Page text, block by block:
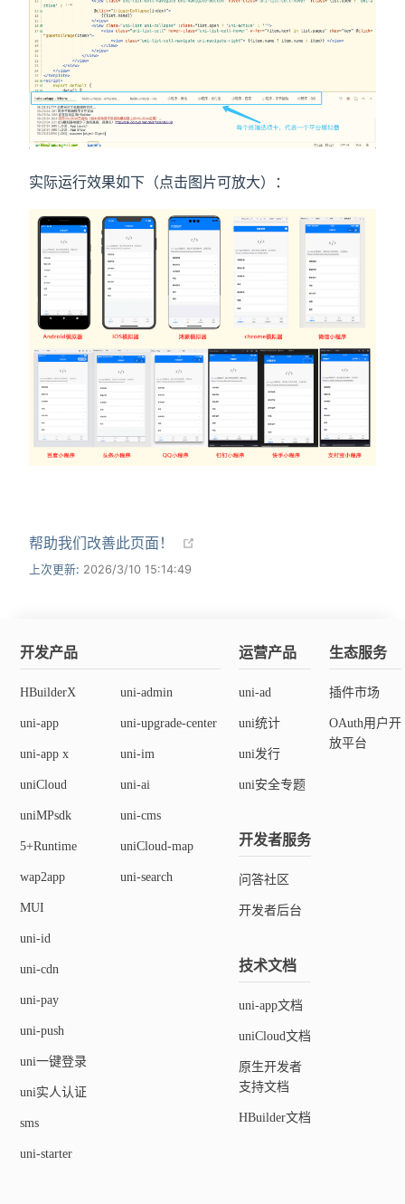
实际运行效果如下（点击图片可放大）：
帮助我们改善此页面！
上次更新: 2026/3/10 15:14:49
开发产品
HBuilderX
uni-app
uni-app x
uniCloud
uniMPsdk
5+Runtime
wap2app
MUI
uni-id
uni-cdn
uni-pay
uni-push
uni一键登录
uni实人认证
sms
uni-starter
uni-admin
uni-upgrade-center
uni-im
uni-ai
uni-cms
uniCloud-map
uni-search
运营产品
uni-ad
uni统计
uni发行
uni安全专题
开发者服务
问答社区
开发者后台
技术文档
uni-app文档
uniCloud文档
原生开发者
支持文档
HBuilder文档
生态服务
插件市场
OAuth用户开
放平台